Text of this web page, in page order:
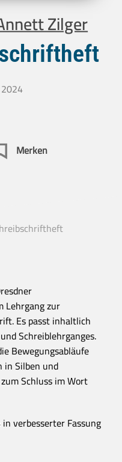
Zilger
Merken
Lehrgang zur
Es passt inhaltlich
Schreiblehrganges.
Bewegungsabläufe
in Silben und
Schluss im Wort
verbesserter Fassung